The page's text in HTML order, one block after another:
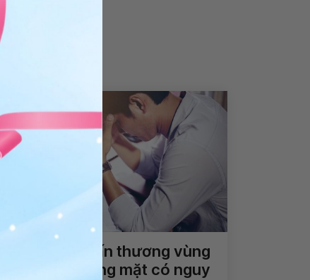
điều trị chấn thương vùng
hay bị chóng mặt có nguy